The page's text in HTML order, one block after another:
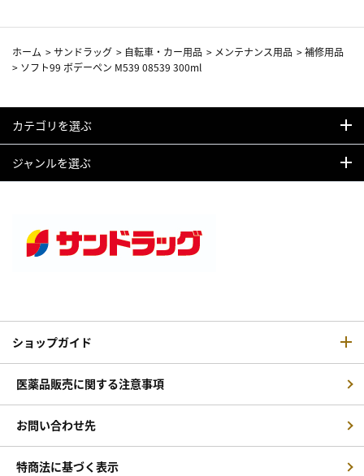
ホーム >サンドラッグ > 自転車・カー用品 > メンテナンス用品 >補修用品
> ソフト99 ボデーペン M539 08539 300ml
カテゴリを選ぶ
ジャンルを選ぶ
ショップガイド
医薬品販売に関する注意事項
お問い合わせ先
特商法に基づく表示